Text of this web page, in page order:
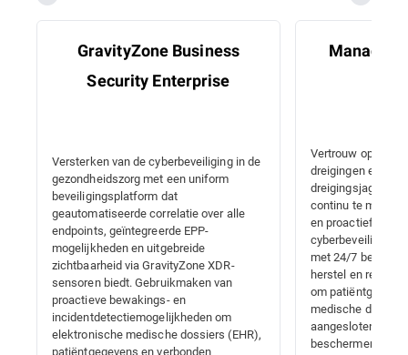
GravityZone Business
Security Enterprise
Versterken van de cyberbeveiliging in de
gezondheidszorg met een uniform
beveiligingsplatform dat
geautomatiseerde correlatie over alle
endpoints, geïntegreerde EPP-
mogelijkheden en uitgebreide
zichtbaarheid via GravityZone XDR-
sensoren biedt. Gebruikmaken van
proactieve bewakings- en
incidentdetectiemogelijkheden om
elektronische medische dossiers (EHR),
patiëntgegevens en verbonden
Managed
Vertrouw op
dreigingen en
dreigingsjagers
continu te
en proactief te
cyberbeveiliging
met 24/7
herstel en
om
medische
aangesloten
beschermen